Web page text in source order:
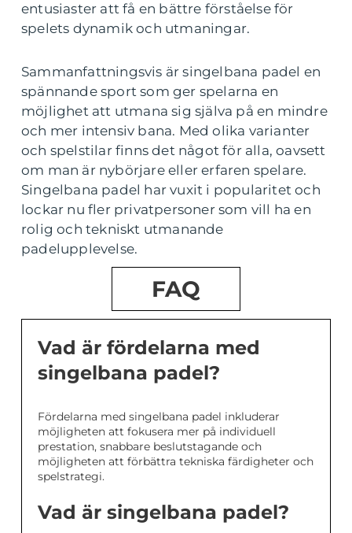
entusiaster att få en bättre förståelse för
spelets dynamik och utmaningar.
Sammanfattningsvis är singelbana padel en
spännande sport som ger spelarna en
möjlighet att utmana sig själva på en mindre
och mer intensiv bana. Med olika varianter
och spelstilar finns det något för alla, oavsett
om man är nybörjare eller erfaren spelare.
Singelbana padel har vuxit i popularitet och
lockar nu fler privatpersoner som vill ha en
rolig och tekniskt utmanande
padelupplevelse.
FAQ
Vad är fördelarna med
singelbana padel?
Fördelarna med singelbana padel inkluderar
möjligheten att fokusera mer på individuell
prestation, snabbare beslutstagande och
möjligheten att förbättra tekniska färdigheter och
spelstrategi.
Vad är singelbana padel?